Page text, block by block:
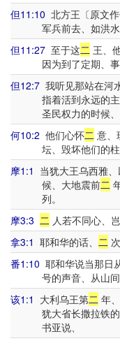
但11:10 北方王〔原文
军兵前去、如洪
但11:27 至于这二 王、
因为到了定期、事
但12:7 我听见那站在河
指着活到永远的
圣民权力的时候
何10:2 他们心怀二 意、
坛、毁坏他们的柱
摩1:1 当犹大王乌西雅
候、大地震前二
列。
摩3:3 二 人若不同心、
拿3:1 耶和华的话、 二
番1:10 耶和华说当那日
号的声音、从山
该1:1 大利乌王第二 年
犹大省长撒拉铁
书亚说、